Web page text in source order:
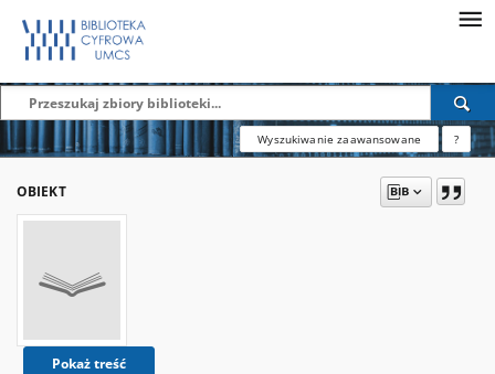
Wyszukiwanie zaawansowane ?
OBIEKT
Pokaż treść